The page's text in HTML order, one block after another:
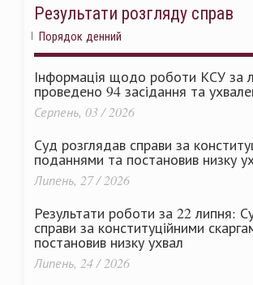
Результати розгляду справ
Порядок денний
Інформація щодо роботи КСУ за
проведено 94 засідання та
Серпень, 03 / 2026
Суд розглядав справи за
поданнями та постановив низку
Липень, 27 / 2026
Результати роботи за 22 липня:
справи за конституційними
постановив низку ухвал
Липень, 24 / 2026